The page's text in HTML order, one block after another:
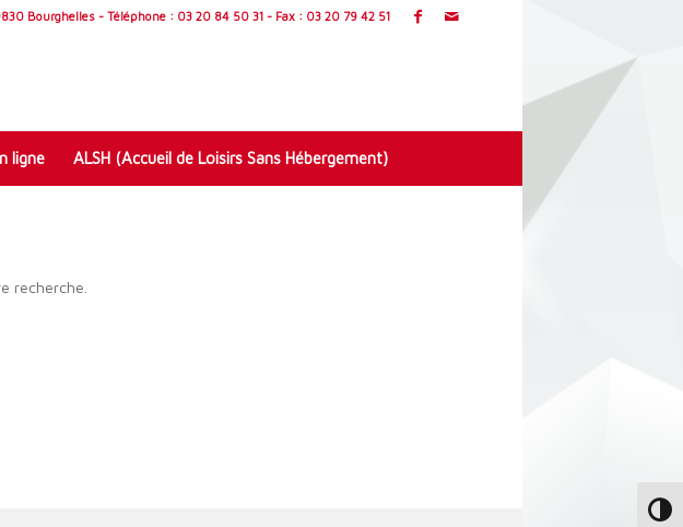
Bourghelles - Téléphone : 03 20 84 50 31 - Fax : 03 20 79 42 51
ligne ALSH (Accueil de Loisirs Sans Hébergement)
recherche.